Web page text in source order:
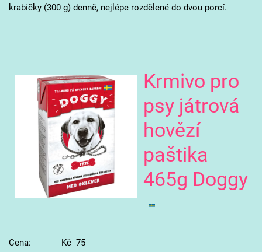
krabičky (300 g) denně, nejlépe rozdělené do dvou porcí.
Krmivo pro
psy játrová
hovězí
paštika
465g Doggy
Cena: Kč 75